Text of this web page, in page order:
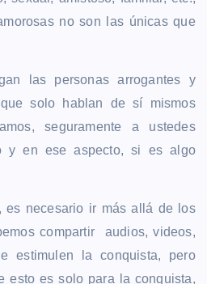
no son las únicas que
las personas arrogantes y
solo hablan de sí mismos
seguramente a ustedes
y en ese aspecto, si es algo
es necesario ir más allá de los
compartir audios, videos,
estimulen la conquista, pero
esto es solo para la conquista,